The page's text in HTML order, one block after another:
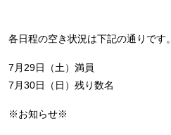
各日程の空き状況は下記の通りです。
7月29日（土）満員
7月30日（日）残り数名
※お知らせ※